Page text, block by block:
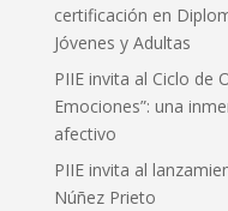
certificación en
Jóvenes y Adultas
PIIE invita al Ciclo de
Emociones”: una
afectivo
PIIE invita al
Núñez Prieto